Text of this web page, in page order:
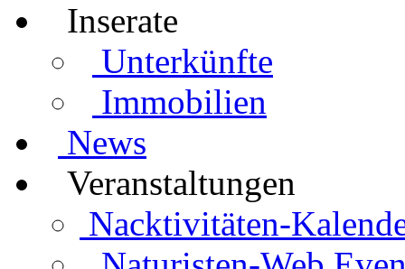
Inserate
Unterkünfte
Immobilien
News
Veranstaltungen
Nacktivitäten-